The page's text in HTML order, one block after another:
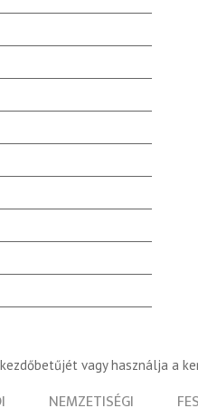
vagy használja a
NEMZETISÉGI